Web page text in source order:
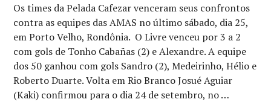
Os times da Pelada Cafezar venceram seus confrontos
contra as equipes das AMAS no último sábado, dia 25,
em Porto Velho, Rondônia. O Livre venceu por 3 a 2
com gols de Tonho Cabañas (2) e Alexandre. A equipe
dos 50 ganhou com gols Sandro (2), Medeirinho, Hélio e
Roberto Duarte. Volta em Rio Branco Josué Aguiar
(Kaki) confirmou para o dia 24 de setembro, no …